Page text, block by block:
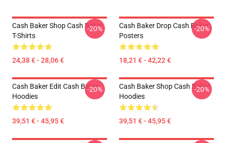
Cash Baker Shop Cash Baker
T-Shirts
24,38 € - 28,06 €
-20%
Cash Baker Drop Cash Baker
Posters
18,21 € - 42,22 €
-20%
Cash Baker Edit Cash Baker
Hoodies
39,51 € - 45,95 €
-20%
Cash Baker Shop Cash Baker
Hoodies
39,51 € - 45,95 €
-20%